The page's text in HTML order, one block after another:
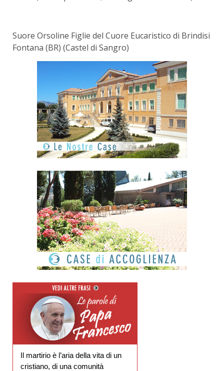
Suore Orsoline Figlie del Cuore Eucaristico di Brindisi
Fontana (BR) (Castel di Sangro)
Il martirio è l’aria della vita di un
cristiano, di una comunità